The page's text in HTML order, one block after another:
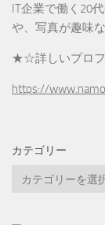
IT企業で働く20
や、写真が趣味
★☆詳しいプロ
https://
カテゴリー